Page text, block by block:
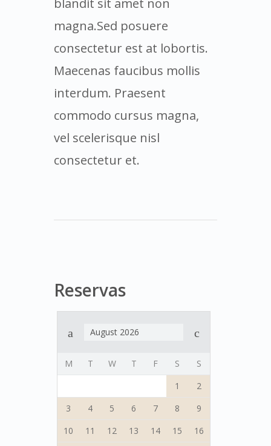
magna.Sed posuere
consectetur est at lobortis.
Maecenas faucibus mollis
interdum. Praesent
commodo cursus magna,
vel scelerisque nisl
consectetur et.
Reservas
August 2026
M T W T F S
S
1
2
3
4 5 6 7 8
9
10
11 12 13 14 15
16